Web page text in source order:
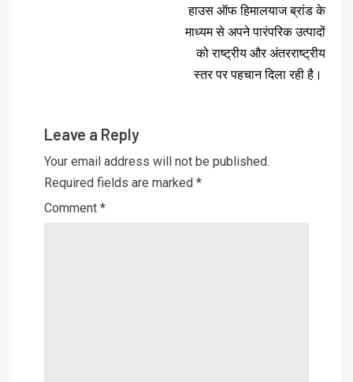
हाउस ऑफ हिमालयाज ब्रांड के
माध्यम से अपने पारंपरिक उत्पादों
को राष्ट्रीय और अंतरराष्ट्रीय
स्तर पर पहचान दिला रही है।
Leave a Reply
Your email address will not be published.
Required fields are marked *
Comment *